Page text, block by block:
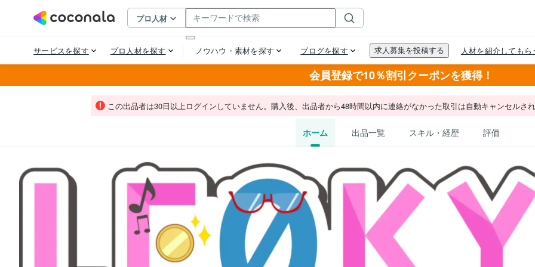
会員登録で10％割引クーポンを獲得！
この出品者は30日以上ログインしていません。購入後、出品者から48時間以内に連絡がなかった取引は自動キャンセルさ
ホーム 出品一覧 スキル・経歴 評価